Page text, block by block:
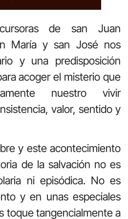
de san Juan
María y san José nos
y una predisposición
acoger el misterio que
nuestro vivir
valor, sentido y
y este acontecimiento
de la salvación no es
ni episódica. No es
y en unas especiales
toque tangencialmente a